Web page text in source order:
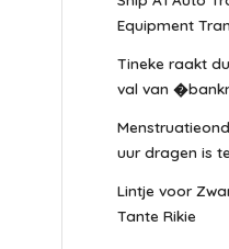
Equipment
Tineke raakt
val van
uur dragen is
Lintje voor
Tante Rikie